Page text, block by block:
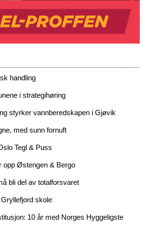
handling
i strategihøring
styrker vannberedskapen i Gjøvik
med sunn fornuft
Tegl & Puss
opp Østengen & Bergo
bli del av totalforsvaret
skole
10 år med Norges Hyggeligste